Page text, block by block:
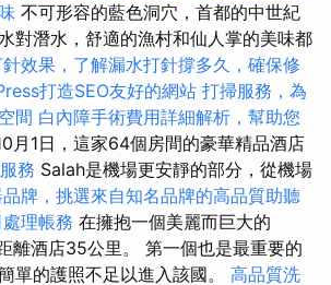
不可形容的藍色洞穴，首都的中世紀
對潛水，舒適的漁村和仙人掌的美味都
效果，了解漏水打針撐多久，確保修
打造SEO友好的網站 打掃服務，為
間 白內障手術費用詳細解析，幫助您
月1日，這家64個房間的豪華精品酒店
務 Salah是機場更安靜的部分，從機場
牌，挑選來自知名品牌的高品質助聽
理帳務 在擁抱一個美麗而巨大的
離酒店35公里。 第一個也是最重要的
單的護照不足以進入該國。 高品質洗